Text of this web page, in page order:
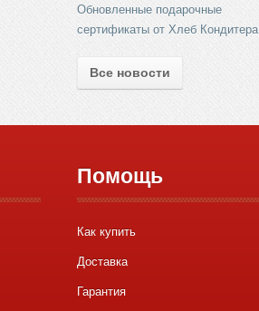
Обновленные подарочные
сертификаты от Хлеб Кондитера
Все новости
Помощь
Как купить
Доставка
Гарантия